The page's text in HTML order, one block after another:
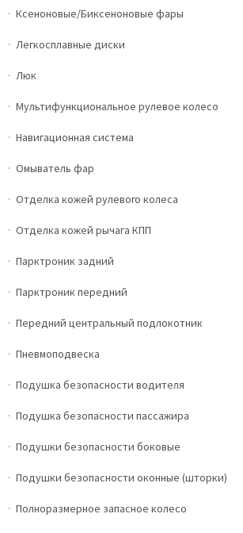
Ксеноновые/Биксеноновые фары
Легкосплавные диски
Люк
Мультифункциональное рулевое колесо
Навигационная система
Омыватель фар
Отделка кожей рулевого колеса
Отделка кожей рычага КПП
Парктроник задний
Парктроник передний
Передний центральный подлокотник
Пневмоподвеска
Подушка безопасности водителя
Подушка безопасности пассажира
Подушки безопасности боковые
Подушки безопасности оконные (шторки)
Полноразмерное запасное колесо